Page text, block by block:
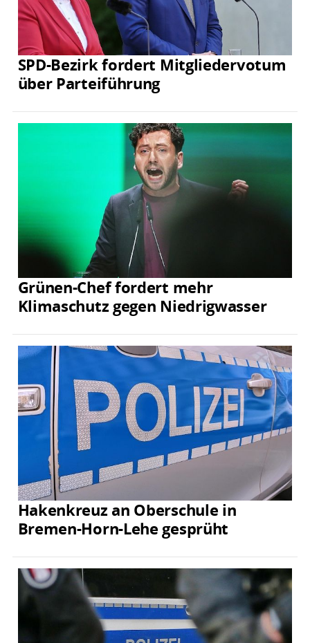
SPD-Bezirk fordert Mitgliedervotum
über Parteiführung
Grünen-Chef fordert mehr
Klimaschutz gegen Niedrigwasser
Hakenkreuz an Oberschule in
Bremen-Horn-Lehe gesprüht